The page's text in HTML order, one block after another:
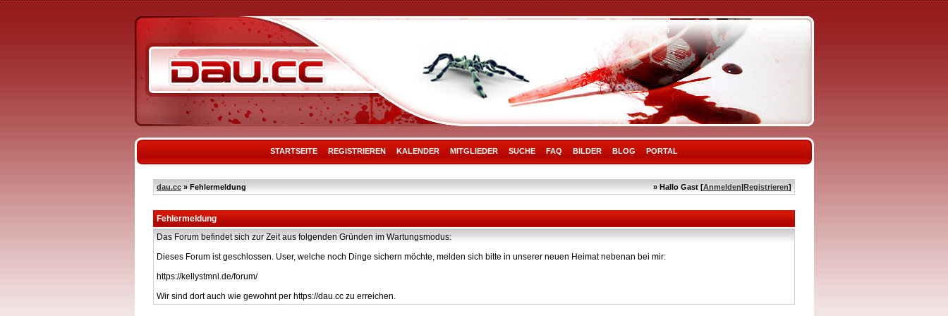
STARTSEITE REGISTRIEREN KALENDER MITGLIEDER SUCHE FAQ BILDER BLOG PORTAL
dau.cc » Fehlermeldung » Hallo Gast [Anmelden|Registrieren]
Fehlermeldung
Das Forum befindet sich zur Zeit aus folgenden Gründen im Wartungsmodus:
Dieses Forum ist geschlossen. User, welche noch Dinge sichern möchte, melden sich bitte in unserer neuen Heimat nebenan bei mir:
https://kellystmnl.de/forum/
Wir sind dort auch wie gewohnt per https://dau.cc zu erreichen.